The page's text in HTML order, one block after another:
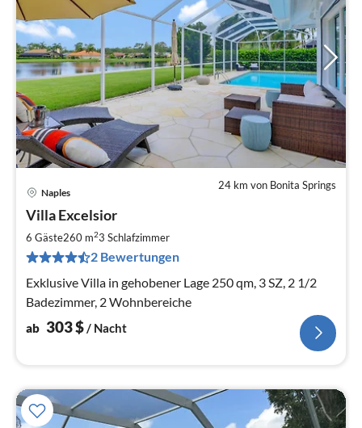
24 km von Bonita Springs
Naples
Villa Excelsior
6 Gäste260 m23 Schlafzimmer
2 Bewertungen
Exklusive Villa in gehobener Lage 250 qm, 3 SZ, 2 1/2
Badezimmer, 2 Wohnbereiche
ab 303$ / Nacht